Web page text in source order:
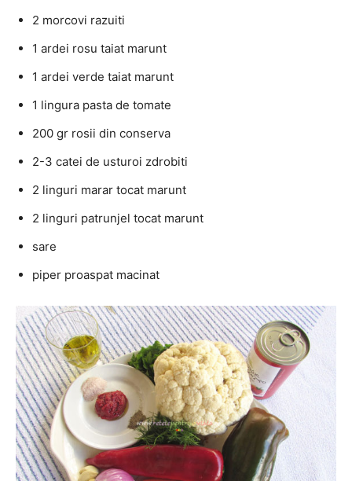
2 morcovi razuiti
1 ardei rosu taiat marunt
1 ardei verde taiat marunt
1 lingura pasta de tomate
200 gr rosii din conserva
2-3 catei de usturoi zdrobiti
2 linguri marar tocat marunt
2 linguri patrunjel tocat marunt
sare
piper proaspat macinat